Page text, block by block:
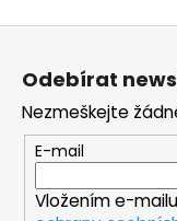
Odebírat
Nezmeškejte
E-mail
Vložením e-